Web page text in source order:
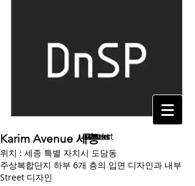
Works
About
Contact
Career
Karim Avenue 세종
위치 : 세종 특별 자치시 도담동
주상복합단지 하부 6개 층의 입면 디자인과 내부
Street 디자인